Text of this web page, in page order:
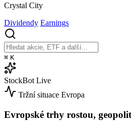
Crystal City
Dividendy Earnings
⌘ K
StockBot Live
Tržní situace Evropa
Evropské trhy rostou,